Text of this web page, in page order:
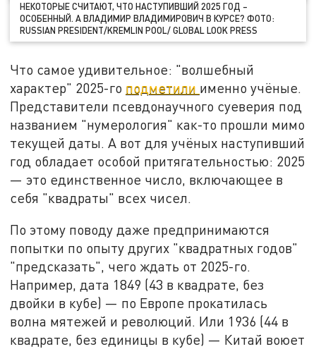
НЕКОТОРЫЕ СЧИТАЮТ, ЧТО НАСТУПИВШИЙ 2025 ГОД –
ОСОБЕННЫЙ. А ВЛАДИМИР ВЛАДИМИРОВИЧ В КУРСЕ? ФОТО:
RUSSIAN PRESIDENT/KREMLIN POOL/ GLOBAL LOOK PRESS
Что самое удивительное: "волшебный
характер" 2025-го подметили именно учёные.
Представители псевдонаучного суеверия под
названием "нумерология" как-то прошли мимо
текущей даты. А вот для учёных наступивший
год обладает особой притягательностью: 2025
— это единственное число, включающее в
себя "квадраты" всех чисел.
По этому поводу даже предпринимаются
попытки по опыту других "квадратных годов"
"предсказать", чего ждать от 2025-го.
Например, дата 1849 (43 в квадрате, без
двойки в кубе) — по Европе прокатилась
волна мятежей и революций. Или 1936 (44 в
квадрате, без единицы в кубе) — Китай воюет